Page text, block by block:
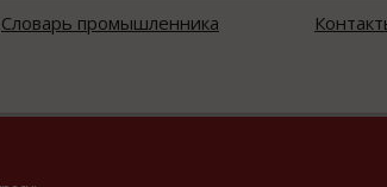
Словарь промышленника